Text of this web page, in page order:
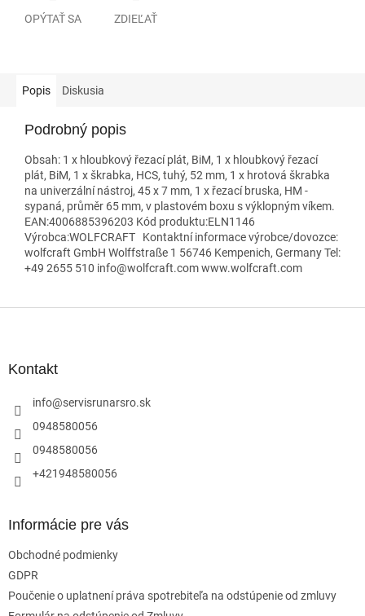
OPÝTAŤ SA ZDIEĽAŤ
Popis Diskusia
Podrobný popis
Obsah: 1 x hloubkový řezací plát, BiM, 1 x hloubkový řezací
plát, BiM, 1 x škrabka, HCS, tuhý, 52 mm, 1 x hrotová škrabka
na univerzální nástroj, 45 x 7 mm, 1 x řezací bruska, HM -
sypaná, průměr 65 mm, v plastovém boxu s výklopným víkem.
EAN:4006885396203 Kód produktu:ELN1146
Výrobca:WOLFCRAFT Kontaktní informace výrobce/dovozce:
wolfcraft GmbH Wolffstraße 1 56746 Kempenich, Germany Tel:
+49 2655 510 info@wolfcraft.com www.wolfcraft.com
Kontakt
info@servisrunarsro.sk
0948580056
0948580056
+421948580056
Informácie pre vás
Obchodné podmienky
GDPR
Poučenie o uplatnení práva spotrebiteľa na odstúpenie od zmluvy